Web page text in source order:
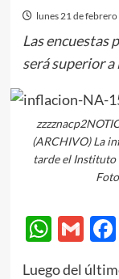
lunes 21 de
Las encuestas
será superior a
(ARCHIVO) La
tarde el Instituto
Luego del